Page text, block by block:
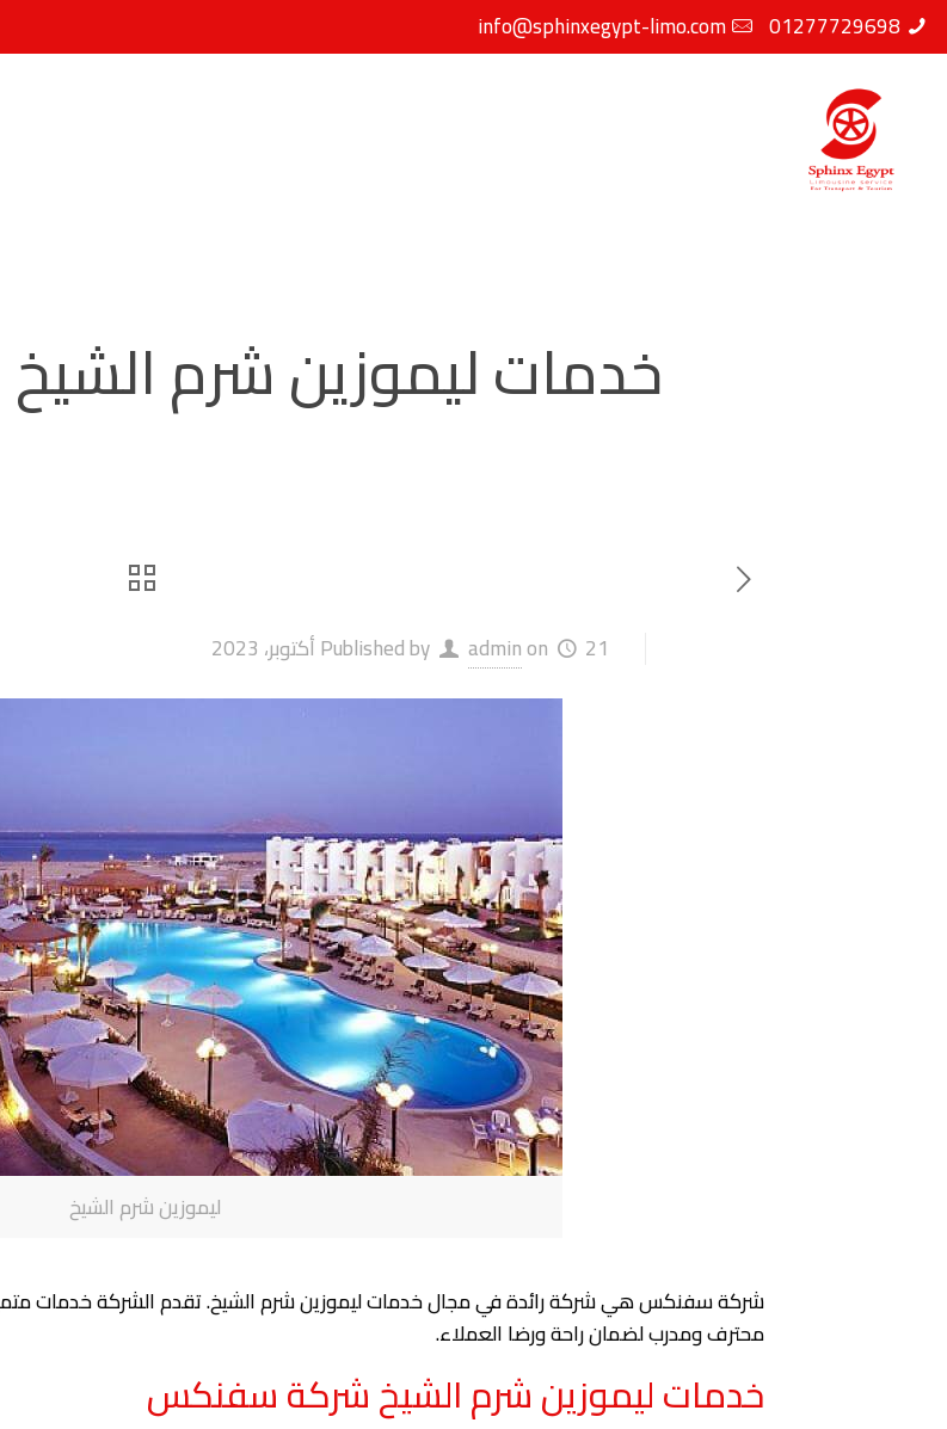
01277729698
info@sphinxegypt-limo.com
خدمات ليموزين شرم
Published by adminon 21 أكتوبر، 2023
ليموزين شرم الشيخ
شركة سفنكس هي شركة رائدة في مجال خدمات ليموزين شرم الشيخ. تقدم الشركة خدمات
محترف ومدرب لضمان راحة ورضا العملاء.
خدمات ليموزين شرم الشيخ شركة سفنكس